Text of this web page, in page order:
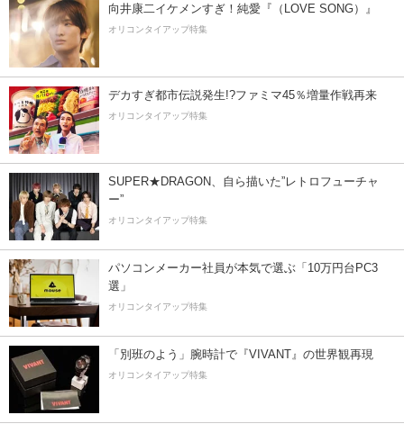
向井康二イケメンすぎ！純愛『（LOVE SONG）』
オリコンタイアップ特集
デカすぎ都市伝説発生!?ファミマ45％増量作戦再来
オリコンタイアップ特集
SUPER★DRAGON、自ら描いた”レトロフューチャ
ー”
オリコンタイアップ特集
パソコンメーカー社員が本気で選ぶ「10万円台PC3
選」
オリコンタイアップ特集
「別班のよう」腕時計で『VIVANT』の世界観再現
オリコンタイアップ特集